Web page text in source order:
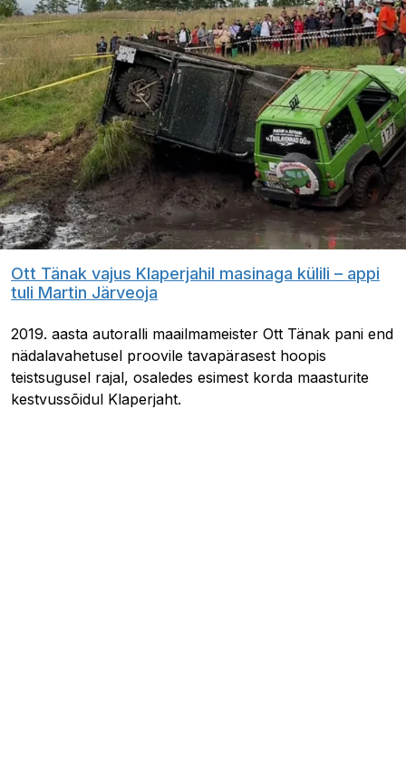
Ott Tänak vajus Klaperjahil masinaga külili – appi
tuli Martin Järveoja
2019. aasta autoralli maailmameister Ott Tänak pani end
nädalavahetusel proovile tavapärasest hoopis
teistsugusel rajal, osaledes esimest korda maasturite
kestvussõidul Klaperjaht.